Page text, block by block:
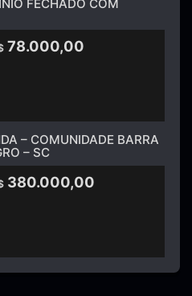
FECHADO COM
78.000,00
– COMUNIDADE BARRA
– SC
380.000,00